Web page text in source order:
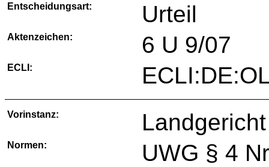
Entscheidungsart: Urteil
Aktenzeichen: 6 U 9/07
ECLI:
Vorinstanz:
Normen: UWG § 4